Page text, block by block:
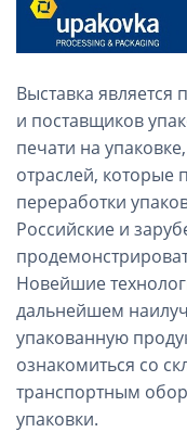
Выставка
и поставщиков
печати на
отраслей, которые
переработки
Российские и
Новейшие
дальнейшем
упакованную
ознакомиться со
транспортным
упаковки.